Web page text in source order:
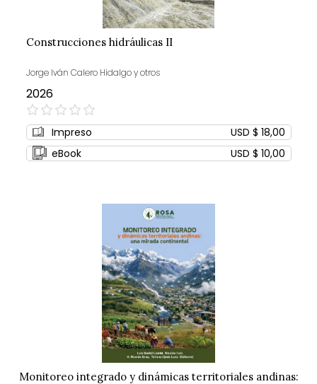
Construcciones hidráulicas II
Jorge Iván Calero Hidalgo y otros
2026
0%
Impreso
USD $ 18,00
eBook
USD $ 10,00
Monitoreo integrado y dinámicas territoriales andinas: